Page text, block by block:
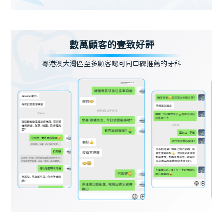
數萬顧客的壹致好評
粵港澳大灣區至多顧客認可同口碑推薦的牙科